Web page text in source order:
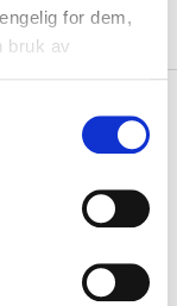
for dem,
bruk av
2 hours!